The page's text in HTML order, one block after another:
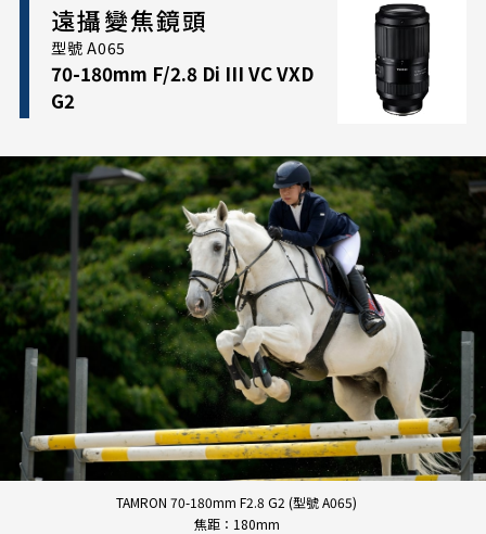
持輕巧的尺寸，同時在整個變焦範圍內實現了顯著的
解析度和整體性能提升。這款新型標準變焦鏡頭適用
於街頭攝影、人像、風景以及家庭度假等各種攝影場
景。
遠攝變焦鏡頭
型號 A065
70-180mm F/2.8 Di III VC VXD
G2
TAMRON 70-180mm F2.8 G2 (型號 A065)
焦距：180mm